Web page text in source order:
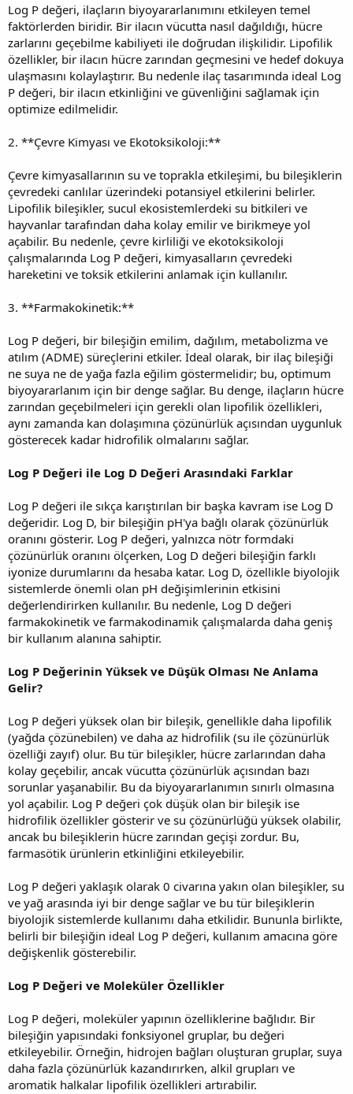
Log P değeri, ilaçların biyoyararlanımını etkileyen temel
faktörlerden biridir. Bir ilacın vücutta nasıl dağıldığı, hücre
zarlarını geçebilme kabiliyeti ile doğrudan ilişkilidir. Lipofilik
özellikler, bir ilacın hücre zarından geçmesini ve hedef dokuya
ulaşmasını kolaylaştırır. Bu nedenle ilaç tasarımında ideal Log
P değeri, bir ilacın etkinliğini ve güvenliğini sağlamak için
optimize edilmelidir.
2. **Çevre Kimyası ve Ekotoksikoloji:**
Çevre kimyasallarının su ve toprakla etkileşimi, bu bileşiklerin
çevredeki canlılar üzerindeki potansiyel etkilerini belirler.
Lipofilik bileşikler, sucul ekosistemlerdeki su bitkileri ve
hayvanlar tarafından daha kolay emilir ve birikmeye yol
açabilir. Bu nedenle, çevre kirliliği ve ekotoksikoloji
çalışmalarında Log P değeri, kimyasalların çevredeki
hareketini ve toksik etkilerini anlamak için kullanılır.
3. **Farmakokinetik:**
Log P değeri, bir bileşiğin emilim, dağılım, metabolizma ve
atılım (ADME) süreçlerini etkiler. İdeal olarak, bir ilaç bileşiği
ne suya ne de yağa fazla eğilim göstermelidir; bu, optimum
biyoyararlanım için bir denge sağlar. Bu denge, ilaçların hücre
zarından geçebilmeleri için gerekli olan lipofilik özellikleri,
aynı zamanda kan dolaşımına çözünürlük açısından uygunluk
gösterecek kadar hidrofilik olmalarını sağlar.
Log P Değeri ile Log D Değeri Arasındaki Farklar
Log P değeri ile sıkça karıştırılan bir başka kavram ise Log D
değeridir. Log D, bir bileşiğin pH'ya bağlı olarak çözünürlük
oranını gösterir. Log P değeri, yalnızca nötr formdaki
çözünürlük oranını ölçerken, Log D değeri bileşiğin farklı
iyonize durumlarını da hesaba katar. Log D, özellikle biyolojik
sistemlerde önemli olan pH değişimlerinin etkisini
değerlendirirken kullanılır. Bu nedenle, Log D değeri
farmakokinetik ve farmakodinamik çalışmalarda daha geniş
bir kullanım alanına sahiptir.
Log P Değerinin Yüksek ve Düşük Olması Ne Anlama
Gelir?
Log P değeri yüksek olan bir bileşik, genellikle daha lipofilik
(yağda çözünebilen) ve daha az hidrofilik (su ile çözünürlük
özelliği zayıf) olur. Bu tür bileşikler, hücre zarlarından daha
kolay geçebilir, ancak vücutta çözünürlük açısından bazı
sorunlar yaşanabilir. Bu da biyoyararlanımın sınırlı olmasına
yol açabilir. Log P değeri çok düşük olan bir bileşik ise
hidrofilik özellikler gösterir ve su çözünürlüğü yüksek olabilir,
ancak bu bileşiklerin hücre zarından geçişi zordur. Bu,
farmasötik ürünlerin etkinliğini etkileyebilir.
Log P değeri yaklaşık olarak 0 civarına yakın olan bileşikler, su
ve yağ arasında iyi bir denge sağlar ve bu tür bileşiklerin
biyolojik sistemlerde kullanımı daha etkilidir. Bununla birlikte,
belirli bir bileşiğin ideal Log P değeri, kullanım amacına göre
değişkenlik gösterebilir.
Log P Değeri ve Moleküler Özellikler
Log P değeri, moleküler yapının özelliklerine bağlıdır. Bir
bileşiğin yapısındaki fonksiyonel gruplar, bu değeri
etkileyebilir. Örneğin, hidrojen bağları oluşturan gruplar, suya
daha fazla çözünürlük kazandırırken, alkil grupları ve
aromatik halkalar lipofilik özellikleri artırabilir.